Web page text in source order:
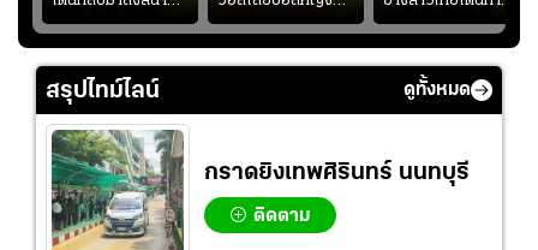
ให้ทีมชาติ แอบกังวล
จังหวะไม่เข้ากับเพื่อน
ชาติไทย หวังใช้ 2
เกมที่เหลือ ปรับจู
เข้ามาเชียร์สาวไทย
อย่างคึกคัก เพื่อให้
กำลังใจ ก่อนที่สาว
สรุปไทม์ไลน์ ดูทั้งหมด
กราดยิงเทพศิรินทร์ นนทบุรี
ติดตาม